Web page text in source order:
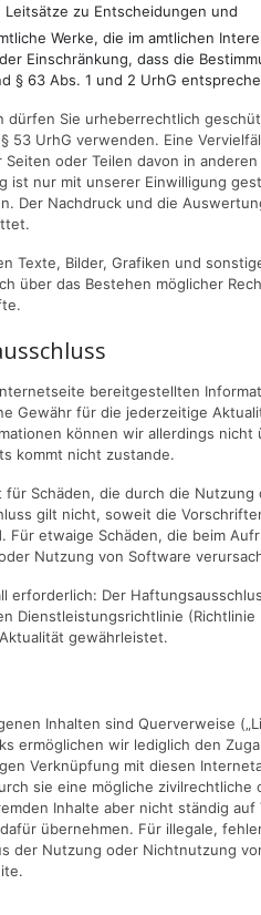
Leitsätze zu Entscheidungen und
Werke, die im amtlichen
Einschränkung, dass die
§ 63 Abs. 1 und 2 UrhG
dürfen Sie urheberrechtlich
§ 53 UrhG verwenden. Eine
Seiten oder Teilen davon in
ist nur mit unserer Einwilligung
Der Nachdruck und die
Texte, Bilder, Grafiken und
über das Bestehen möglicher
bereitgestellten
Gewähr für die jederzeitige
können wir allerdings
kommt nicht zustande.
für Schäden, die durch die
gilt nicht, soweit die
Für etwaige Schäden, die beim
Nutzung von Software
erforderlich: Der
Dienstleistungsrichtlinie
gewährleistet.
Inhalten sind Querverweise
ermöglichen wir lediglich den
Verknüpfung mit diesen
sie eine mögliche
Inhalte aber nicht ständig
übernehmen. Für illegale,
der Nutzung oder Nichtnutzung